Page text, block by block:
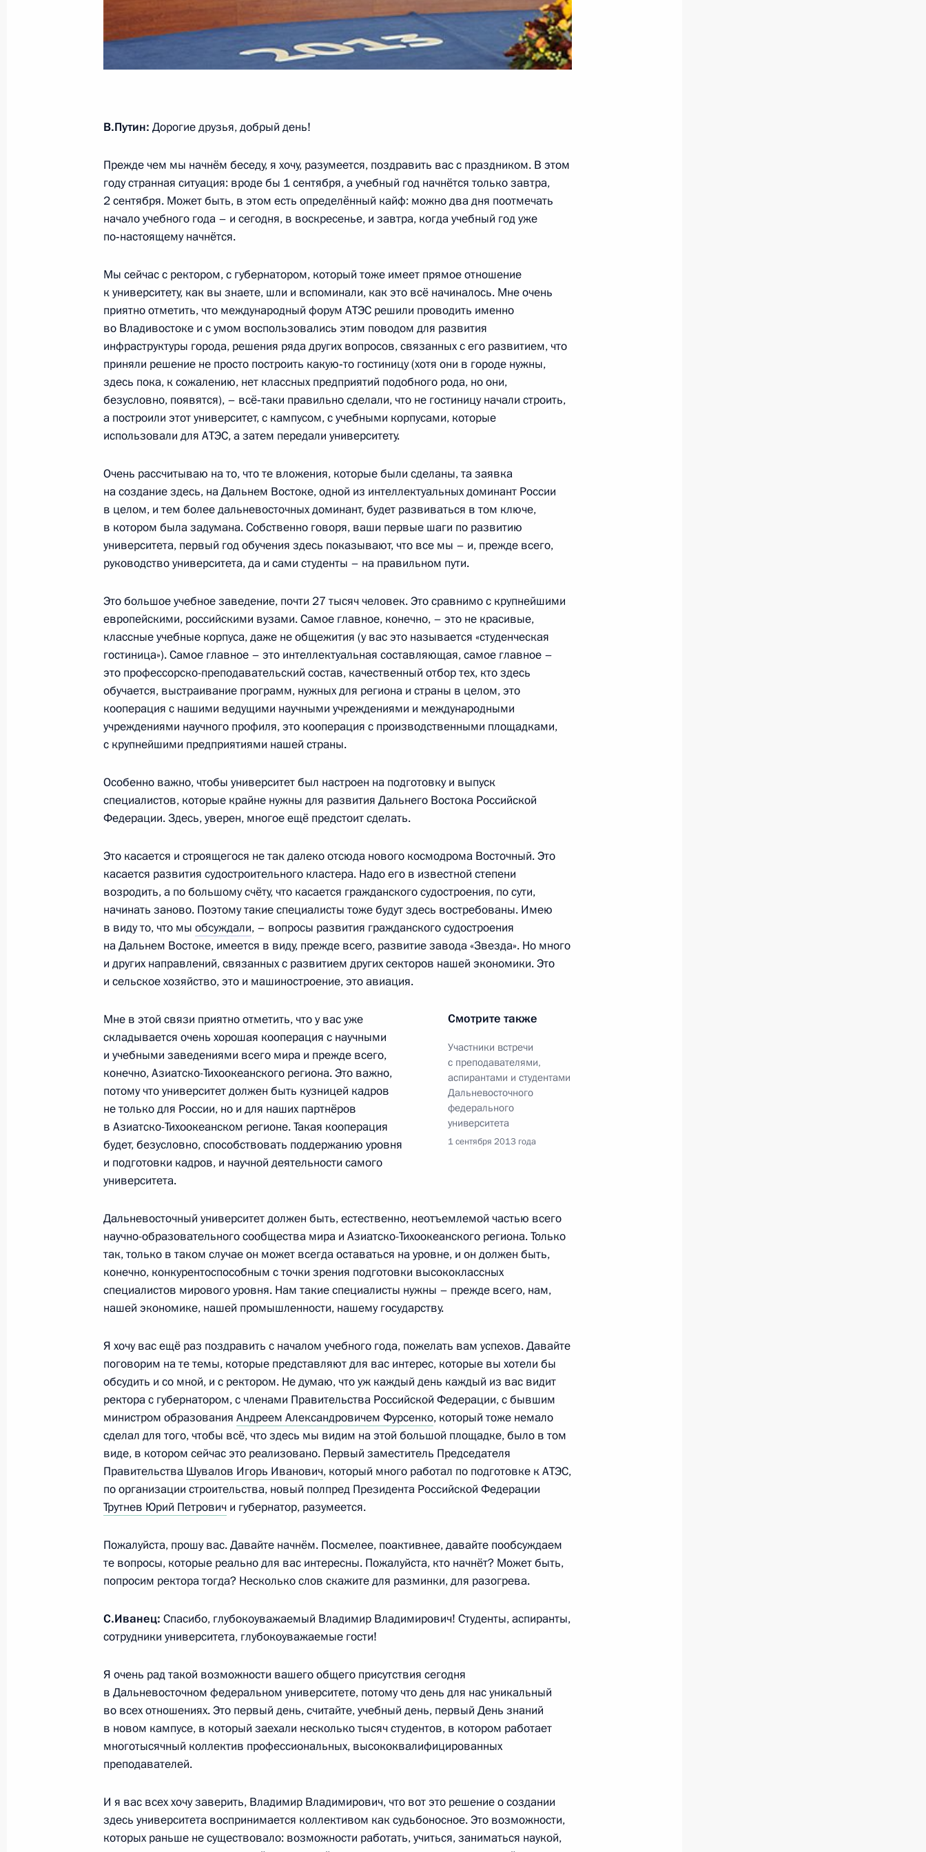
Совещание с постоянными членами Совета Безопасности
4 сентября 2013 года, 20:50 Москва, Кремль
1
и правам человека
Интервью Первому каналу и агентству Ассошиэйтед Пресс
4 сентября 2013 года, 09:00
3 сентября 2013 года, вторник
Встреча с Президентом Армении Сержем Саргсяном
3 сентября 2013 года, 18:45 Московская область, Ново-Огарёво
2 сентября 2013 года, понедельник
2 сентября 2013 года, 18:00 Московская область, Ново-Огарёво
Поездка в Курганскую область
Игорь Левитин назначен помощником Президента
2 сентября 2013 года, 10:10
Поздравление Елене Прокловой с Днём рождения
2 сентября 2013 года, 09:30
1 сентября 2013 года, воскресенье
музыкального фестиваля «Спасская башня»
1 сентября 2013 года, 20:00
Рабочая встреча с губернатором Красноярского края Львом
Кузнецовым
3
Поздравление Президенту Узбекистана Исламу Каримову
1 сентября 2013 года, 11:00
Поздравление работникам и ветеранам нефтяной и газовой
промышленности
1 сентября 2013 года, 10:00
Президент посетил центр реабилитации редких животных
в Приморье
1 сентября 2013 года, 09:40 Приморский край
Посещение океанариума на острове Русский
1 сентября 2013 года, 07:45 Владивосток, остров Русский
12
Посещение медицинского центра Дальневосточного
федерального университета
1 сентября 2013 года, 06:45 Владивосток, остров Русский
4
Встреча с преподавателями и студентами Дальневосточного
федерального университета
1 сентября 2013 года, 05:15 Владивосток, остров Русский
10
Подписан Указ о мерах по ликвидации последствий наводнения
на Дальнем Востоке
Президента
31 августа 2013 года, 16:30
В.Путин: Дорогие друзья, добрый день!
Прежде чем мы начнём беседу, я хочу, разумеется, поздравить вас с праздником. В этом
году странная ситуация: вроде бы 1 сентября, а учебный год начнётся только завтра,
2 сентября. Может быть, в этом есть определённый кайф: можно два дня поотмечать
начало учебного года – и сегодня, в воскресенье, и завтра, когда учебный год уже
по‑настоящему начнётся.
Мы сейчас с ректором, с губернатором, который тоже имеет прямое отношение
к университету, как вы знаете, шли и вспоминали, как это всё начиналось. Мне очень
приятно отметить, что международный форум АТЭС решили проводить именно
во Владивостоке и с умом воспользовались этим поводом для развития
инфраструктуры города, решения ряда других вопросов, связанных с его развитием, что
приняли решение не просто построить какую‑то гостиницу (хотя они в городе нужны,
здесь пока, к сожалению, нет классных предприятий подобного рода, но они,
безусловно, появятся), – всё‑таки правильно сделали, что не гостиницу начали строить,
а построили этот университет, с кампусом, с учебными корпусами, которые
использовали для АТЭС, а затем передали университету.
Очень рассчитываю на то, что те вложения, которые были сделаны, та заявка
на создание здесь, на Дальнем Востоке, одной из интеллектуальных доминант России
в целом, и тем более дальневосточных доминант, будет развиваться в том ключе,
в котором была задумана. Собственно говоря, ваши первые шаги по развитию
университета, первый год обучения здесь показывают, что все мы – и, прежде всего,
руководство университета, да и сами студенты – на правильном пути.
Это большое учебное заведение, почти 27 тысяч человек. Это сравнимо с крупнейшими
европейскими, российскими вузами. Самое главное, конечно, – это не красивые,
классные учебные корпуса, даже не общежития (у вас это называется «студенческая
гостиница»). Самое главное – это интеллектуальная составляющая, самое главное –
это профессорско-преподавательский состав, качественный отбор тех, кто здесь
обучается, выстраивание программ, нужных для региона и страны в целом, это
кооперация с нашими ведущими научными учреждениями и международными
учреждениями научного профиля, это кооперация с производственными площадками,
с крупнейшими предприятиями нашей страны.
Особенно важно, чтобы университет был настроен на подготовку и выпуск
специалистов, которые крайне нужны для развития Дальнего Востока Российской
Федерации. Здесь, уверен, многое ещё предстоит сделать.
Это касается и строящегося не так далеко отсюда нового космодрома Восточный. Это
касается развития судостроительного кластера. Надо его в известной степени
возродить, а по большому счёту, что касается гражданского судостроения, по сути,
начинать заново. Поэтому такие специалисты тоже будут здесь востребованы. Имею
в виду то, что мы обсуждали, – вопросы развития гражданского судостроения
на Дальнем Востоке, имеется в виду, прежде всего, развитие завода «Звезда». Но много
и других направлений, связанных с развитием других секторов нашей экономики. Это
и сельское хозяйство, это и машиностроение, это авиация.
Смотрите также
Участники встречи
с преподавателями,
аспирантами и студентами
Дальневосточного
федерального
университета
1 сентября 2013 года
Мне в этой связи приятно отметить, что у вас уже
складывается очень хорошая кооперация с научными
и учебными заведениями всего мира и прежде всего,
конечно, Азиатско-Тихоокеанского региона. Это важно,
потому что университет должен быть кузницей кадров
не только для России, но и для наших партнёров
в Азиатско-Тихоокеанском регионе. Такая кооперация
будет, безусловно, способствовать поддержанию уровня
и подготовки кадров, и научной деятельности самого
университета.
Дальневосточный университет должен быть, естественно, неотъемлемой частью всего
научно-образовательного сообщества мира и Азиатско-Тихоокеанского региона. Только
так, только в таком случае он может всегда оставаться на уровне, и он должен быть,
конечно, конкурентоспособным с точки зрения подготовки высококлассных
специалистов мирового уровня. Нам такие специалисты нужны – прежде всего, нам,
нашей экономике, нашей промышленности, нашему государству.
Я хочу вас ещё раз поздравить с началом учебного года, пожелать вам успехов. Давайте
поговорим на те темы, которые представляют для вас интерес, которые вы хотели бы
обсудить и со мной, и с ректором. Не думаю, что уж каждый день каждый из вас видит
ректора с губернатором, с членами Правительства Российской Федерации, с бывшим
министром образования Андреем Александровичем Фурсенко, который тоже немало
сделал для того, чтобы всё, что здесь мы видим на этой большой площадке, было в том
виде, в котором сейчас это реализовано. Первый заместитель Председателя
Правительства Шувалов Игорь Иванович, который много работал по подготовке к АТЭС,
по организации строительства, новый полпред Президента Российской Федерации
Трутнев Юрий Петрович и губернатор, разумеется.
Пожалуйста, прошу вас. Давайте начнём. Посмелее, поактивнее, давайте пообсуждаем
те вопросы, которые реально для вас интересны. Пожалуйста, кто начнёт? Может быть,
попросим ректора тогда? Несколько слов скажите для разминки, для разогрева.
С.Иванец: Спасибо, глубокоуважаемый Владимир Владимирович! Студенты, аспиранты,
сотрудники университета, глубокоуважаемые гости!
Я очень рад такой возможности вашего общего присутствия сегодня
в Дальневосточном федеральном университете, потому что день для нас уникальный
во всех отношениях. Это первый день, считайте, учебный день, первый День знаний
в новом кампусе, в который заехали несколько тысяч студентов, в котором работает
многотысячный коллектив профессиональных, высококвалифицированных
преподавателей.
И я вас всех хочу заверить, Владимир Владимирович, что вот это решение о создании
здесь университета воспринимается коллективом как судьбоносное. Это возможности,
которых раньше не существовало: возможности работать, учиться, заниматься наукой,